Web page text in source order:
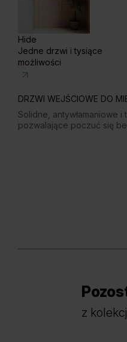
Hide
Jedne drzwi i tysiące
możliwości
DRZWI WEJŚCIOWE DO
Solidne, antywłamaniowe i
pozwalające poczuć się
z